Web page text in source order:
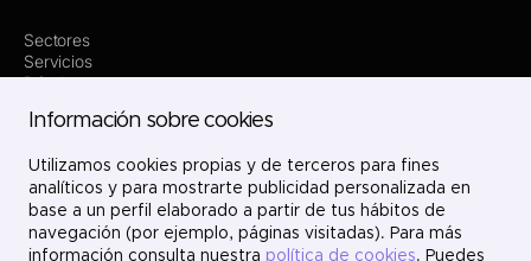
Sectores
Servicios
Dónde estamos
Proyectos
Únete
Contacto
LinkedIn
X
Instagram
Información sobre cookies
Utilizamos cookies propias y de terceros para fines
analíticos y para mostrarte publicidad personalizada en
base a un perfil elaborado a partir de tus hábitos de
navegación (por ejemplo, páginas visitadas). Para más
información consulta nuestra política de cookies. Puedes